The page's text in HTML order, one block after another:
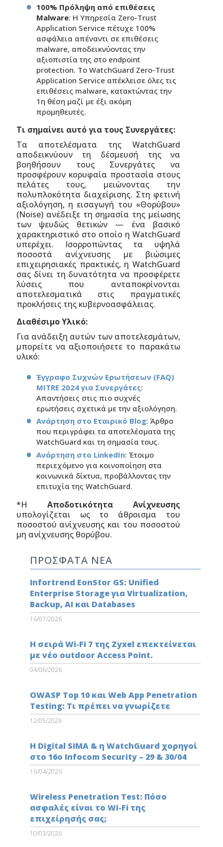
100% Πρόληψη από επιθέσεις
Malware: Η Υπηρεσία Zero-Trust
Application Service πέτυχε 100%
ασφάλεια απέναντι σε επιθέσεις
malware, αποδεικνύοντας την
αξιοπιστία της στο endpoint
protection. To WatchGuard Zero-Trust
Application Service απέκλεισε όλες τις
επιθέσεις malware, κατακτώντας την
1η θέση μαζί με έξι ακόμη
προμηθευτές.
Τι σημαίνει αυτό για τους Συνεργάτες:
Τα αποτελέσματα της WatchGuard
αποδεικνύουν τη δέσμευσή της να
βοηθήσουν τους Συνεργάτες να
προσφέρουν κορυφαία προστασία στους
πελάτες τους, μειώνοντας την
πολυπλοκότητα διαχείρισης. Στη φετινή
αξιολόγηση, η εισαγωγή του «Θορύβου»
(Noise) ανέδειξε τη σημασία της μείωσης
των ψευδώς θετικών — ένα βασικό
χαρακτηριστικό στο οποίο η WatchGuard
υπερέχει. Ισορροπώντας τα υψηλά
ποσοστά ανίχνευσης με βιώσιμες
επιχειρησιακές πρακτικές, η WatchGuard
σας δίνει τη δυνατότητα να προσφέρετε
λύσεις που ανταποκρίνονται
αποτελεσματικά στις πραγματικές
προκλήσεις της κυβερνοασφάλειας.
Διαθέσιμο Υλικό:
Για ανάδειξη αυτών των αποτελεσμάτων,
μπορείτε να αξιοποιήσετε το παρακάτω
υλικό:
Έγγραφο Συχνών Ερωτήσεων (FAQ)
MITRE 2024 για Συνεργάτες:
Απαντήσεις στις πιο συχνές
ερωτήσεις σχετικά με την αξιολόγηση.
Ανάρτηση στο Εταιρικό Blog: Άρθρο
που περιγράφει τα αποτελέσματα της
WatchGuard και τη σημασία τους.
Ανάρτηση στο LinkedIn: Έτοιμο
περιεχόμενο για κοινοποίηση στα
κοινωνικά δίκτυα, προβάλλοντας την
επιτυχία της WatchGuard.
*Η Αποδοτικότητα Ανίχνευσης
υπολογίζεται ως το άθροισμα του
ποσοστού ανίχνευσης και του ποσοστού
μη ανίχνευσης θορύβου.
ΠΡΟΣΦΑΤΑ ΝΕΑ
Infortrend EonStor GS: Unified
Enterprise Storage για Virtualization,
Backup, AI και Databases
16/07/2026
Η σειρά Wi-Fi 7 της Zyxel επεκτείνεται
με νέο outdoor Access Point.
04/06/2026
OWASP Top 10 και Web App Penetration
Testing: Τι πρέπει να γνωρίζετε
12/05/2026
Η Digital SIMA & η WatchGuard χορηγοί
στο 16ο Infocom Security – 29 & 30/04
16/04/2026
Wireless Penetration Test: Πόσο
ασφαλές είναι το Wi-Fi της
επιχείρησής σας;
10/03/2026